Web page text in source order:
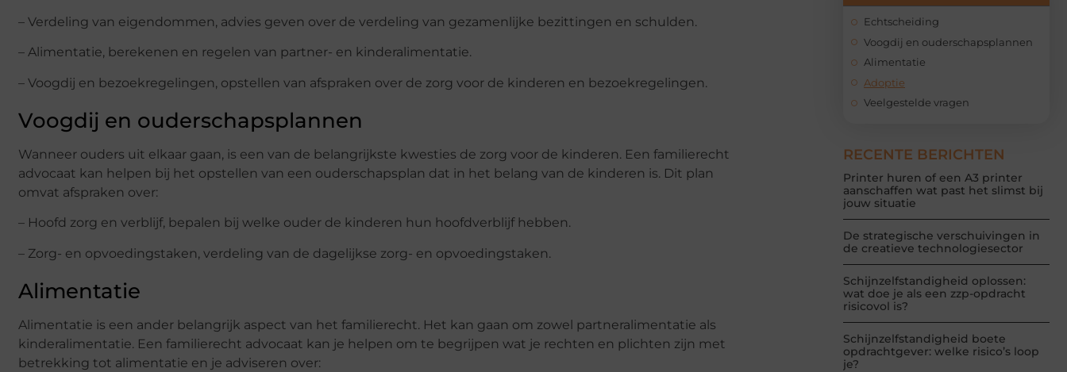
– Verdeling van eigendommen, advies geven over de verdeling van gezamenlijke bezittingen en schulden.
– Alimentatie, berekenen en regelen van partner- en kinderalimentatie.
– Voogdij en bezoekregelingen, opstellen van afspraken over de zorg voor de kinderen en bezoekregelingen.
Voogdij en ouderschapsplannen
Wanneer ouders uit elkaar gaan, is een van de belangrijkste kwesties de zorg voor de kinderen. Een familierecht
advocaat kan helpen bij het opstellen van een ouderschapsplan dat in het belang van de kinderen is. Dit plan
omvat afspraken over:
– Hoofd zorg en verblijf, bepalen bij welke ouder de kinderen hun hoofdverblijf hebben.
– Zorg- en opvoedingstaken, verdeling van de dagelijkse zorg- en opvoedingstaken.
Alimentatie
Alimentatie is een ander belangrijk aspect van het familierecht. Het kan gaan om zowel partneralimentatie als
kinderalimentatie. Een familierecht advocaat kan je helpen om te begrijpen wat je rechten en plichten zijn met
betrekking tot alimentatie en je adviseren over:
Echtscheiding
Voogdij en ouderschapsplannen
Alimentatie
Adoptie
Veelgestelde vragen
RECENTE BERICHTEN
Printer huren of een A3 printer
aanschaffen wat past het slimst bij
jouw situatie
De strategische verschuivingen in
de creatieve technologiesector
Schijnzelfstandigheid oplossen:
wat doe je als een zzp-opdracht
risicovol is?
Schijnzelfstandigheid boete
opdrachtgever: welke risico’s loop
je?